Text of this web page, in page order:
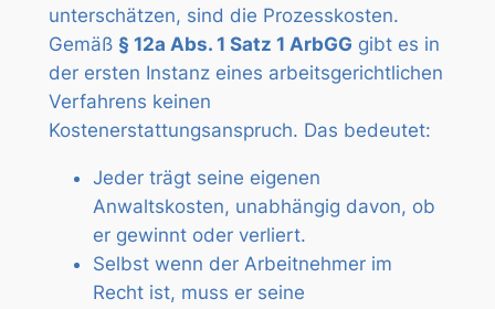
unterschätzen, sind die Prozesskosten.
Gemäß § 12a Abs. 1 Satz 1 ArbGG gibt es in
der ersten Instanz eines arbeitsgerichtlichen
Verfahrens keinen
Kostenerstattungsanspruch. Das bedeutet:
Jeder trägt seine eigenen
Anwaltskosten, unabhängig davon, ob
er gewinnt oder verliert.
Selbst wenn der Arbeitnehmer im
Recht ist, muss er seine